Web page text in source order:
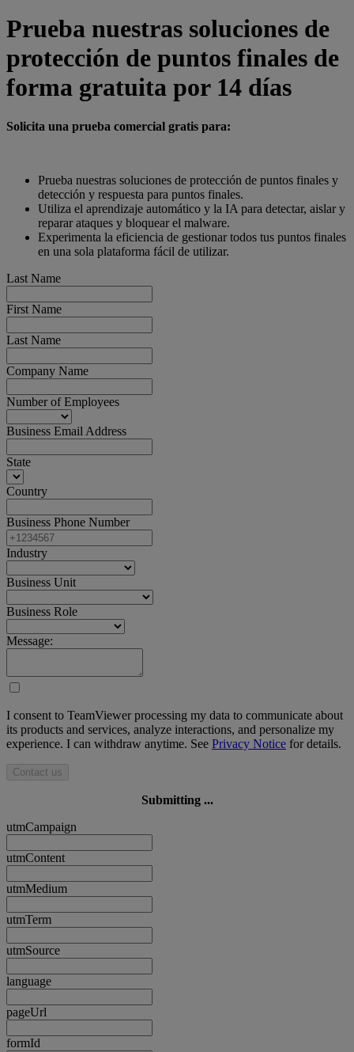
Prueba nuestras soluciones de
protección de puntos finales de
forma gratuita por 14 días
Solicita una prueba comercial gratis para:
Prueba nuestras soluciones de protección de puntos finales y
detección y respuesta para puntos finales.
Utiliza el aprendizaje automático y la IA para detectar, aislar y
reparar ataques y bloquear el malware.
Experimenta la eficiencia de gestionar todos tus puntos finales
en una sola plataforma fácil de utilizar.
Last Name
First Name
Last Name
Company Name
Number of Employees
Business Email Address
State
Country
Business Phone Number
Industry
Business Unit
Business Role
Message:
I consent to TeamViewer processing my data to communicate about
its products and services, analyze interactions, and personalize my
experience. I can withdraw anytime. See Privacy Notice for details.
Contact us
Submitting ...
utmCampaign
utmContent
utmMedium
utmTerm
utmSource
language
pageUrl
formId